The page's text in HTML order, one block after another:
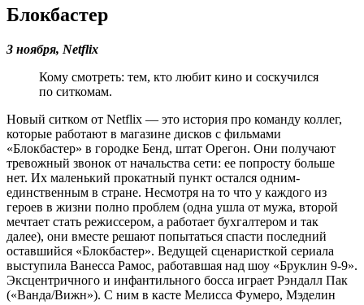
Блокбастер
3 ноября, Netflix
Кому смотреть: тем, кто любит кино и соскучился
по ситкомам.
Новый ситком от Netflix — это история про команду коллег,
которые работают в магазине дисков с фильмами
«Блокбастер» в городке Бенд, штат Орегон. Они получают
тревожный звонок от начальства сети: ее попросту больше
нет. Их маленький прокатный пункт остался одним-
единственным в стране. Несмотря на то что у каждого из
героев в жизни полно проблем (одна ушла от мужа, второй
мечтает стать режиссером, а работает бухгалтером и так
далее), они вместе решают попытаться спасти последний
оставшийся «Блокбастер». Ведущей сценаристкой сериала
выступила Ванесса Рамос, работавшая над шоу «Бруклин 9-9».
Эксцентричного и инфантильного босса играет Рэндалл Пак
(«Ванда/Вижн»). С ним в касте Мелисса Фумеро, Мэделин